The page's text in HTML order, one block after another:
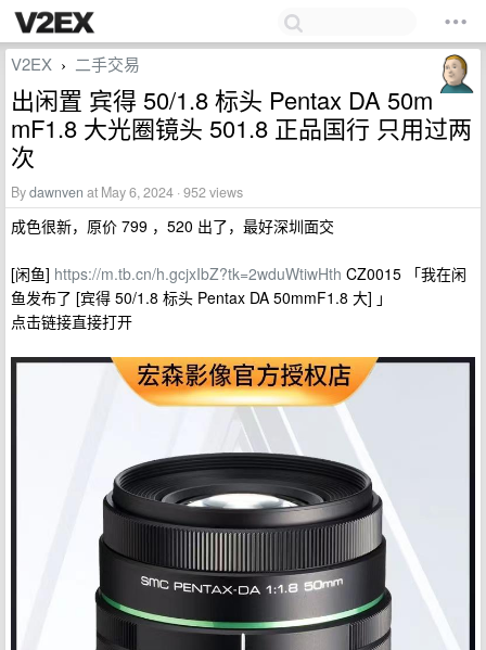
V2EX › 二手交易
出闲置 宾得 50/1.8 标头 Pentax DA 50m
mF1.8 大光圈镜头 501.8 正品国行 只用过两
次
Bydawnven at May 6, 2024 · 952 views
成色很新，原价 799 ，520 出了，最好深圳面交
[闲鱼] https://m.tb.cn/h.gcjxIbZ?tk=2wduWtiwHth CZ0015 「我在闲
鱼发布了 [宾得 50/1.8 标头 Pentax DA 50mmF1.8 大] 」
点击链接直接打开